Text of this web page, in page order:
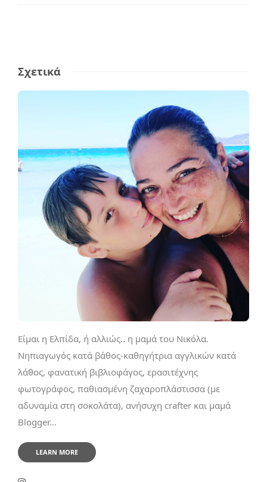
Σχετικά
Είμαι η Ελπίδα, ή αλλιώς.. η μαμά του Νικόλα.
Νηπιαγωγός κατά βάθος-καθηγήτρια αγγλικών κατά
λάθος, φανατική βιβλιοφάγος, ερασιτέχνης
φωτογράφος, παθιασμένη ζαχαροπλάστισσα (με
αδυναμία στη σοκολάτα), ανήσυχη crafter και μαμά
Blogger...
LEARN MORE